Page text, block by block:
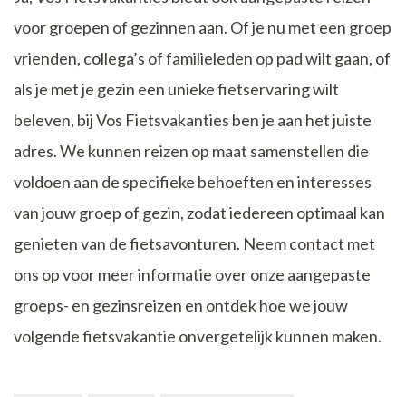
voor groepen of gezinnen aan. Of je nu met een groep
vrienden, collega’s of familieleden op pad wilt gaan, of
als je met je gezin een unieke fietservaring wilt
beleven, bij Vos Fietsvakanties ben je aan het juiste
adres. We kunnen reizen op maat samenstellen die
voldoen aan de specifieke behoeften en interesses
van jouw groep of gezin, zodat iedereen optimaal kan
genieten van de fietsavonturen. Neem contact met
ons op voor meer informatie over onze aangepaste
groeps- en gezinsreizen en ontdek hoe we jouw
volgende fietsvakantie onvergetelijk kunnen maken.